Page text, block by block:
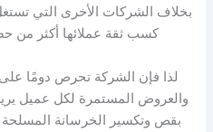
بخلاف الشركات الأخرى التي
كسب ثقة عملائها أكثر من
لذا فإن الشركة تحرص دومًا
والعروض المستمرة لكل عميل
بقص وتكسير الخرسانة